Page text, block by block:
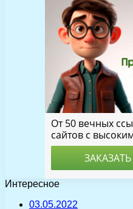
Интересное
03.05.2022